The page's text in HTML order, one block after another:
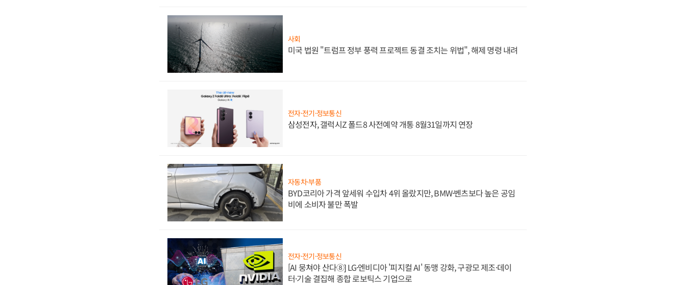
사회
미국 법원 "트럼프 정부 풍력 프로젝트 동결 조치는 위법", 해제 명령 내려
전자·전기·정보통신
삼성전자, 갤럭시Z 폴드8 사전예약 개통 8월31일까지 연장
자동차·부품
BYD코리아 가격 앞세워 수입차 4위 올랐지만, BMW·벤츠보다 높은 공임
비에 소비자 불만 폭발
전자·전기·정보통신
[AI 뭉쳐야 산다⑧] LG·엔비디아 '피지컬 AI' 동맹 강화, 구광모 제조·데이
터·기술 결집해 종합 로보틱스 기업으로